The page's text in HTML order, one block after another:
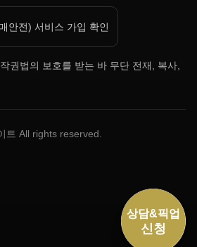
안전) 서비스 가입 확인
권법의 보호를 받는 바 무단 전재, 복사,
트 All rights reserved.